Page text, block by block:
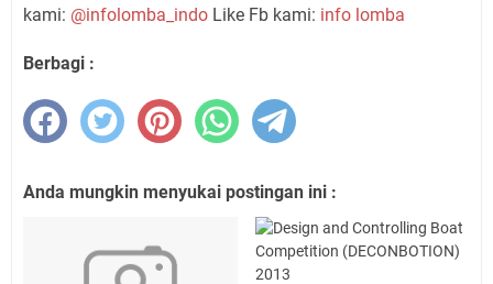
kami: @infolomba_indo Like Fb kami: info lomba
Berbagi :
Anda mungkin menyukai postingan ini :